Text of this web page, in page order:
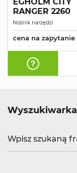
RANGER 2260
Nośnik narzędzi
cena na zapytanie
Wyszukiwarka